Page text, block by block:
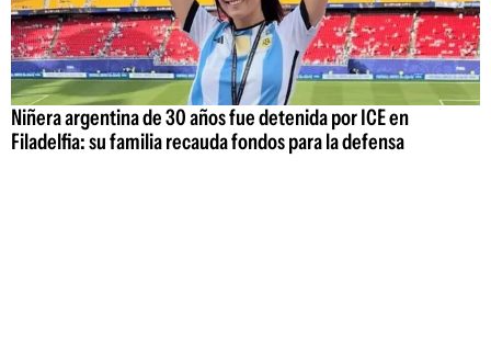
Niñera argentina de 30 años fue detenida por ICE en
Filadelfia: su familia recauda fondos para la defensa